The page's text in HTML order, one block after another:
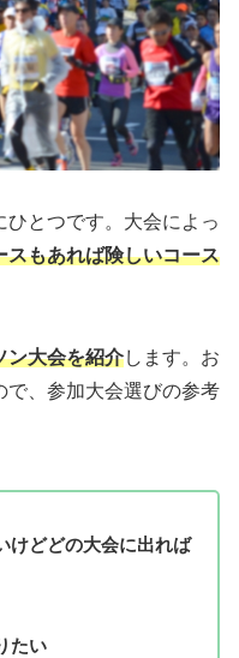
とつです。大会によっ
スもあれば険しいコース
ン大会を紹介します。お
で、参加大会選びの参考
けどどの大会に出れば
たい